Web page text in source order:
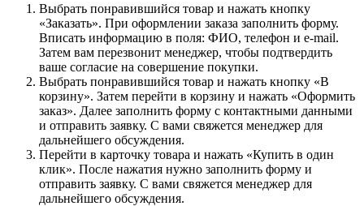
Выбрать понравившийся товар и нажать кнопку
«Заказать». При оформлении заказа заполнить форму.
Вписать информацию в поля: ФИО, телефон и e-mail.
Затем вам перезвонит менеджер, чтобы подтвердить
ваше согласие на совершение покупки.
Выбрать понравившийся товар и нажать кнопку «В
корзину». Затем перейти в корзину и нажать «Оформить
заказ». Далее заполнить форму с контактными данными
и отправить заявку. С вами свяжется менеджер для
дальнейшего обсуждения.
Перейти в карточку товара и нажать «Купить в один
клик». После нажатия нужно заполнить форму и
отправить заявку. С вами свяжется менеджер для
дальнейшего обсуждения.